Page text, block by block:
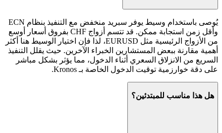
يُوصى باستخدام وسيط يوفر سبريد منخفض مع التنفيذ بنظام ECN
وأقل زمن استجابة ممكن. قد تتسم أزواج CHF بفروق أسعار أوسع
من الأزواج الرئيسية مثل EURUSD، لذا فإن اختيار الوسيط هنا أكثر
أهمية مقارنة ببعض المستشارين الخبراء الآخرين. حيث يقلل التنفيذ
السريع من الانزلاق السعري أثناء الدخول، مما يؤثر بشكل مباشر
على دقة خوارزمية توقيت الدخول الخاصة بـ Kronos.
هل هذا مناسب للمبتدئين؟